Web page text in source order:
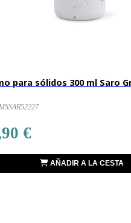
para sólidos 300 ml Saro
€
AÑADIR A LA CESTA